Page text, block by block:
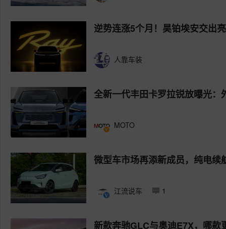
逆势连涨5个月！昊铂埃安交出
人靠车装
全新一代丰田卡罗拉锐放曝光：
MOTO
微型车市场再添新成员，纯电
江流说车 1
新款奔驰GLC与奥迪E7X，哪